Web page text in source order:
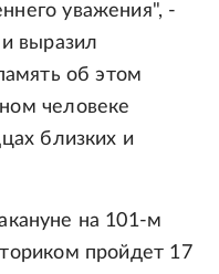
уважения", -
выразил
об этом
человеке
близких и
на 101-м
пройдет 17